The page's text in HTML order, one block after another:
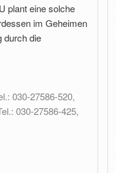
plant eine solche
im Geheimen
durch die
030-27586-520,
030-27586-425,